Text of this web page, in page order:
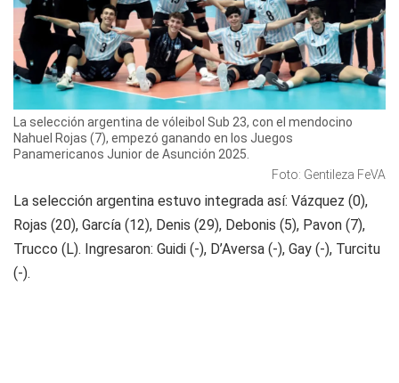
La selección argentina de vóleibol Sub 23, con el mendocino
Nahuel Rojas (7), empezó ganando en los Juegos
Panamericanos Junior de Asunción 2025.
Foto: Gentileza FeVA
La selección argentina estuvo integrada así: Vázquez (0),
Rojas (20), García (12), Denis (29), Debonis (5), Pavon (7),
Trucco (L). Ingresaron: Guidi (-), D’Aversa (-), Gay (-), Turcitu
(-).